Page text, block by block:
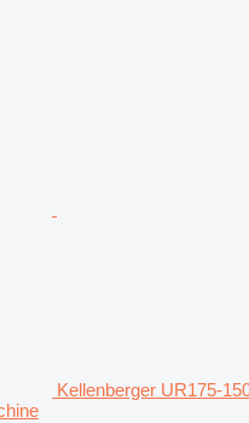
Kellenberger UR175-